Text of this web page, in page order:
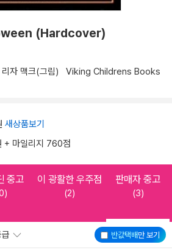
(Hardcover)
리자 맥크(그림)
Viking Childrens Books
새상품보기
+ 마일리지 760점
중고 이 광활한 우주점
(2)
판매자 중고
(3)
반값택배만 보기